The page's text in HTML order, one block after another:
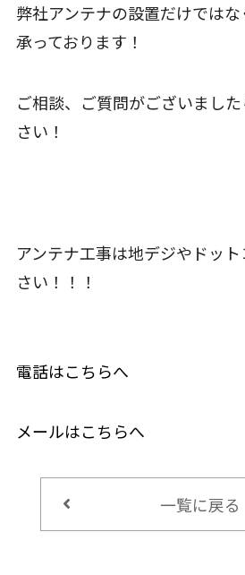
弊社アンテナの設置だけでは
承っております！
ご相談、ご質問がございまし
さい！
アンテナ工事は地デジやドッ
さい！！！
電話はこちらへ
メールはこちらへ
一覧に戻る